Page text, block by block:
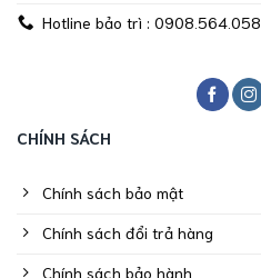
Hotline bảo trì : 0908.564.058
CHÍNH SÁCH
Chính sách bảo mật
Chính sách đổi trả hàng
Chính sách bảo hành